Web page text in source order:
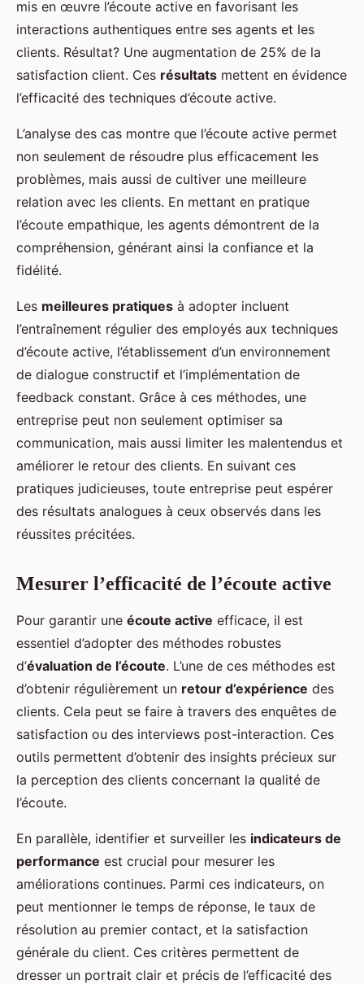
mis en œuvre l’écoute active en favorisant les
interactions authentiques entre ses agents et les
clients. Résultat? Une augmentation de 25% de la
satisfaction client. Ces résultats mettent en évidence
l’efficacité des techniques d’écoute active.
L’analyse des cas montre que l’écoute active permet
non seulement de résoudre plus efficacement les
problèmes, mais aussi de cultiver une meilleure
relation avec les clients. En mettant en pratique
l’écoute empathique, les agents démontrent de la
compréhension, générant ainsi la confiance et la
fidélité.
Les meilleures pratiques à adopter incluent
l’entraînement régulier des employés aux techniques
d’écoute active, l’établissement d’un environnement
de dialogue constructif et l’implémentation de
feedback constant. Grâce à ces méthodes, une
entreprise peut non seulement optimiser sa
communication, mais aussi limiter les malentendus et
améliorer le retour des clients. En suivant ces
pratiques judicieuses, toute entreprise peut espérer
des résultats analogues à ceux observés dans les
réussites précitées.
Mesurer l’efficacité de l’écoute active
Pour garantir une écoute active efficace, il est
essentiel d’adopter des méthodes robustes
d’évaluation de l’écoute. L’une de ces méthodes est
d’obtenir régulièrement un retour d’expérience des
clients. Cela peut se faire à travers des enquêtes de
satisfaction ou des interviews post-interaction. Ces
outils permettent d’obtenir des insights précieux sur
la perception des clients concernant la qualité de
l’écoute.
En parallèle, identifier et surveiller les indicateurs de
performance est crucial pour mesurer les
améliorations continues. Parmi ces indicateurs, on
peut mentionner le temps de réponse, le taux de
résolution au premier contact, et la satisfaction
générale du client. Ces critères permettent de
dresser un portrait clair et précis de l’efficacité des